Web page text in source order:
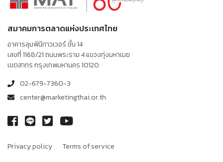
สมาคมการตลาดแห่งประเทศไทย
อาคารลุมพินีทาวเวอร์ ชั้น 14
เลขที่ 1168/21 ถนนพระราม 4 แขวงทุ่งมหาเมฆ
เขตสาทร กรุงเทพมหานคร 10120
02-679-7360-3
center@marketingthai.or.th
Privacy policy Terms of service